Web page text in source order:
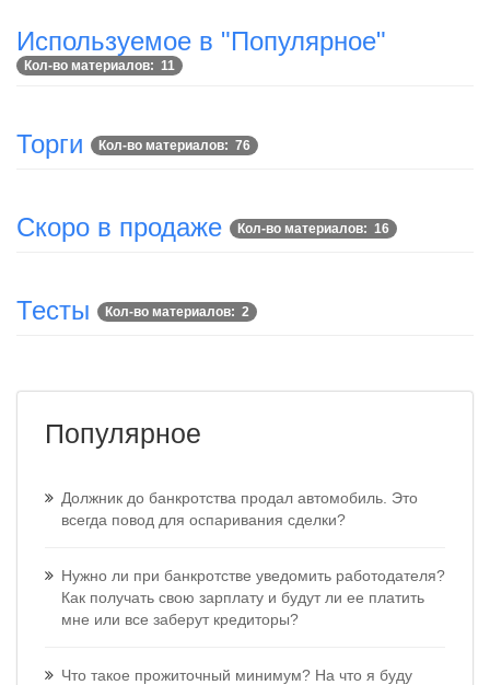
Используемое в "Популярное"
Кол-во материалов: 11
Торги Кол-во материалов: 76
Скоро в продаже Кол-во материалов: 16
Тесты Кол-во материалов: 2
Популярное
Должник до банкротства продал автомобиль. Это
всегда повод для оспаривания сделки?
Нужно ли при банкротстве уведомить работодателя?
Как получать свою зарплату и будут ли ее платить
мне или все заберут кредиторы?
Что такое прожиточный минимум? На что я буду